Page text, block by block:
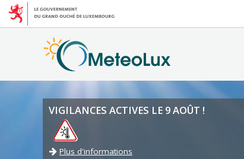
VIGILANCES ACTIVES LE 9 AOÛT !
Plus d'informations